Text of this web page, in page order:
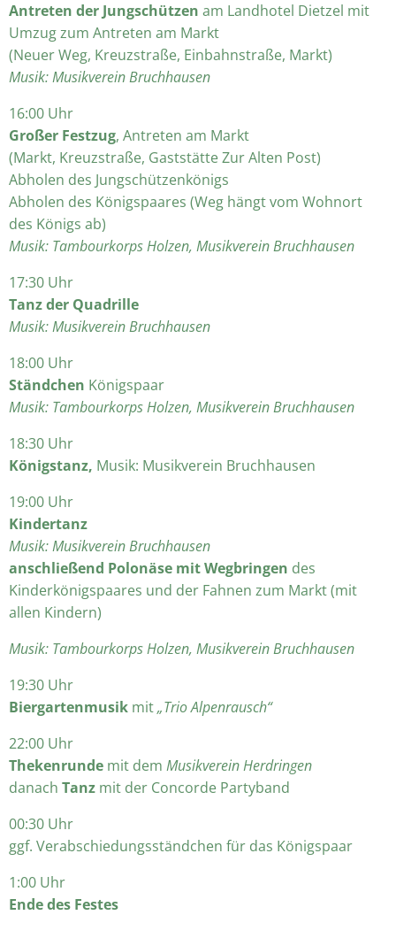
Antreten der Jungschützen am Landhotel Dietzel mit
Umzug zum Antreten am Markt
(Neuer Weg, Kreuzstraße, Einbahnstraße, Markt)
Musik: Musikverein Bruchhausen
16:00 Uhr
Großer Festzug, Antreten am Markt
(Markt, Kreuzstraße, Gaststätte Zur Alten Post)
Abholen des Jungschützenkönigs
Abholen des Königspaares (Weg hängt vom Wohnort
des Königs ab)
Musik: Tambourkorps Holzen, Musikverein Bruchhausen
17:30 Uhr
Tanz der Quadrille
Musik: Musikverein Bruchhausen
18:00 Uhr
Ständchen Königspaar
Musik: Tambourkorps Holzen, Musikverein Bruchhausen
18:30 Uhr
Königstanz, Musik: Musikverein Bruchhausen
19:00 Uhr
Kindertanz
Musik: Musikverein Bruchhausen
anschließend Polonäse mit Wegbringen des
Kinderkönigspaares und der Fahnen zum Markt (mit
allen Kindern)
Musik: Tambourkorps Holzen, Musikverein Bruchhausen
19:30 Uhr
Biergartenmusik mit„Trio Alpenrausch“
22:00 Uhr
Thekenrunde mit dem Musikverein Herdringen
danach Tanz mit der Concorde Partyband
00:30 Uhr
ggf. Verabschiedungsständchen für das Königspaar
1:00 Uhr
Ende des Festes